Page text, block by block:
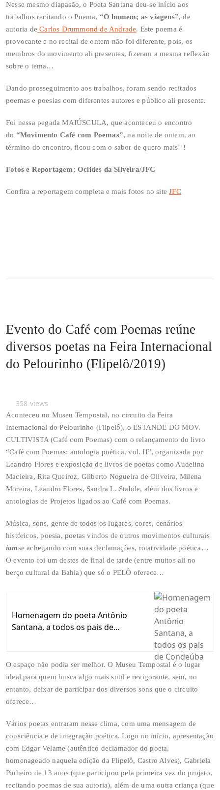
Nesse mesmo diapasão, o Poeta Santana deu-se início aos
trabalhos recitando o Poema, “O homem; as viagens”, de
autoria de Carlos Drummond de Andrade. Este poema é
provocante e no recital de ontem não foi diferente, pois, os
membros do movimento ali presentes, fizeram a mesma reflexão
sobre o tema…
Dando prosseguimento aos trabalhos, foram sendo recitados
poemas e poesias com diferentes autores e público ali presente.
Foi nessa pegada MAIÚSCULA, que aconteceu o encontro
do “Movimento Café com Poemas”, na noite de ontem, ao
término do encontro, ficou com o sabor de quero mais!!!
Fotos e Reportagem: Oclides da Silveira/JFC
Confira a reportagem completa e mais fotos no siteJFC
Evento do Café com Poemas reúne
diversos poetas na Feira Internacional
do Pelourinho (Flipelô/2019)
358 views
Aconteceu no Museu Tempostal, no circuito da Feira
Internacional do Pelourinho (Flipelô), o ESTANDE DO MOV.
CULTIVISTA (Café com Poemas) com o relançamento do livro
“Café com Poemas: antologia poética, vol. II”, organizada por
Leandro Flores e exposição de livros de poetas como Audelina
Macieira, Rita Queiroz, Gilberto Nogueira de Oliveira, Milena
Moreira, Leandro Flores, Sandra L. Stabile, além dos livros e
antologias de Projetos ligados ao Café com Poemas.
Música, sons, gente de todos os lugares, cores, cenários
históricos, poesia, poetas vindos de outros movimentos culturais
iamse achegando com suas declamações, rotatividade poética…
O evento foi um destes de final de tarde (entre muitos ali no
berço cultural da Bahia) que só o PELÔ oferece…
Homenagem do poeta Antônio
Santana, a todos os pais de
O espaço não podia ser melhor. O Museu Tempostal é o lugar
ideal para quem busca algo mais sutil e revigorante, sem, no
entanto, deixar de participar dos diversos sons que o circuito
oferece…
Vários poetas entraram nesse clima, com uma mensagem de
consciência e de integração poética. Logo no início, apresentação
com Edgar Velame (autêntico declamador do poeta,
homenageado naquela edição da Flipelô, Castro Alves), Gabriela
Pinheiro de 13 anos (que participou pela primeira vez do projeto,
recitando poemas de sua autoria), além de uma outra criança (que